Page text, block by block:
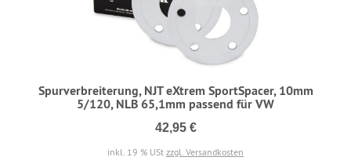
Spurverbreiterung, NJT eXtrem SportSpacer, 10mm
5/120, NLB 65,1mm passend für VW
42,95 €
inkl. 19 % USt zzgl. Versandkosten